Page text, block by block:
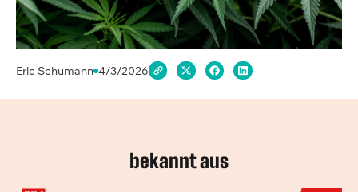
Eric Schumann 4/3/2026
bekannt aus